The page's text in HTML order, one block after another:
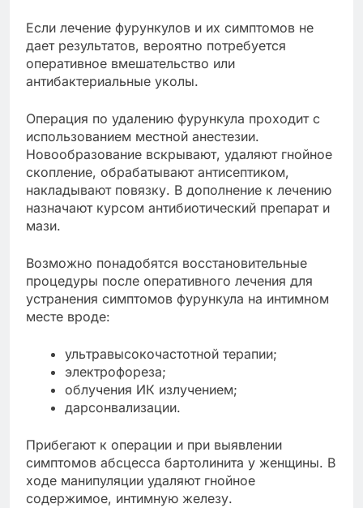
Если лечение фурункулов и их симптомов не
дает результатов, вероятно потребуется
оперативное вмешательство или
антибактериальные уколы.
Операция по удалению фурункула проходит с
использованием местной анестезии.
Новообразование вскрывают, удаляют гнойное
скопление, обрабатывают антисептиком,
накладывают повязку. В дополнение к лечению
назначают курсом антибиотический препарат и
мази.
Возможно понадобятся восстановительные
процедуры после оперативного лечения для
устранения симптомов фурункула на интимном
месте вроде:
ультравысокочастотной терапии;
электрофореза;
облучения ИК излучением;
дарсонвализации.
Прибегают к операции и при выявлении
симптомов абсцесса бартолинита у женщины. В
ходе манипуляции удаляют гнойное
содержимое, интимную железу.